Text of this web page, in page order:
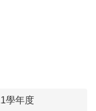
學年度